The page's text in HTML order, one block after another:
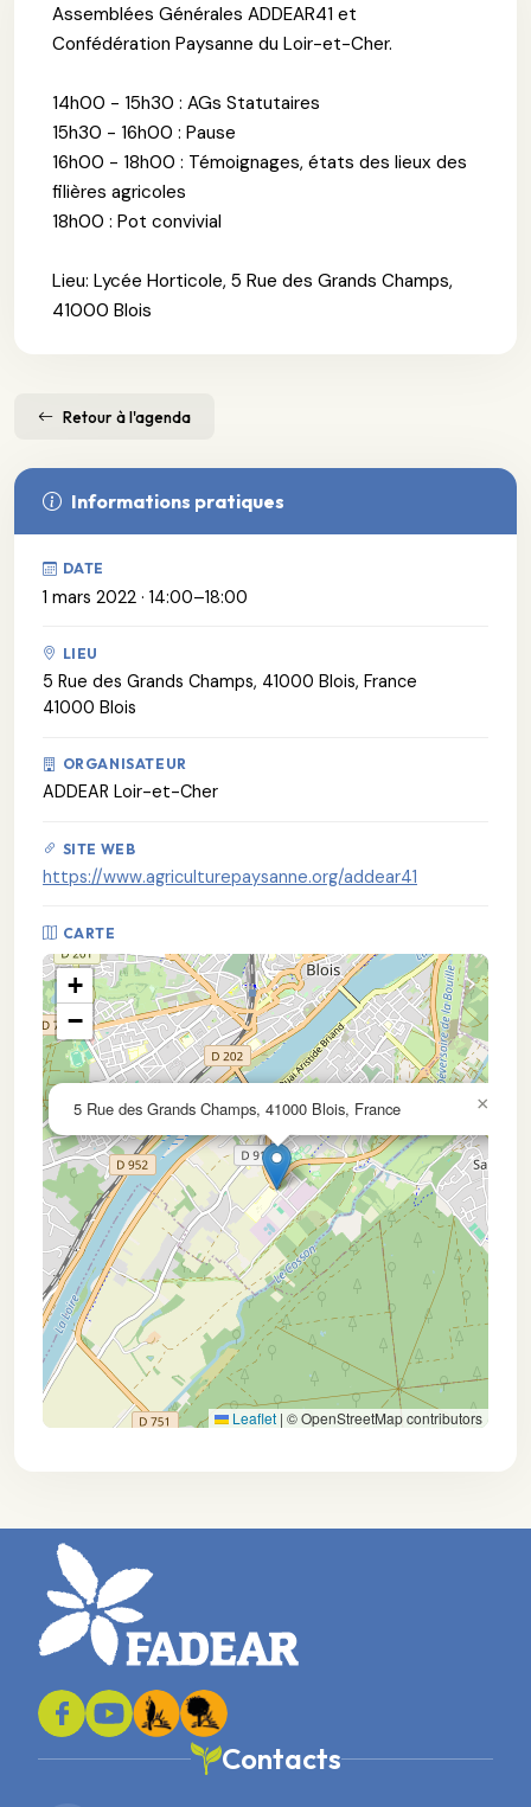
Assemblées Générales ADDEAR41 et
Confédération Paysanne du Loir-et-Cher.
14h00 - 15h30 : AGs Statutaires
15h30 - 16h00 : Pause
16h00 - 18h00 : Témoignages, états des lieux des
filières agricoles
18h00 : Pot convivial
Lieu: Lycée Horticole, 5 Rue des Grands Champs,
41000 Blois
Retour à l'agenda
Informations pratiques
DATE
1 mars 2022 · 14:00–18:00
LIEU
5 Rue des Grands Champs, 41000 Blois, France
41000 Blois
ORGANISATEUR
ADDEAR Loir-et-Cher
SITE WEB
https://www.agriculturepaysanne.org/addear41
CARTE
5 Rue des Grands Champs, 41000 Blois, France ×
+
−
Leaflet | © OpenStreetMap contributors
Contacts